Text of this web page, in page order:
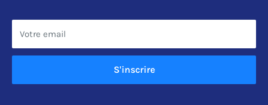
Votre email
S'inscrire